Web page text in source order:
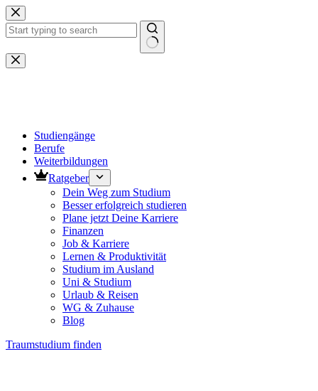
Zum
Inhalt
springen
Keine
Ergebnisse
Studiengänge
Berufe
Weiterbildungen
Ratgeber
Dein Weg zum Studium
Besser erfolgreich studieren
Plane jetzt Deine Karriere
Finanzen
Job & Karriere
Lernen & Produktivität
Studium im Ausland
Uni & Studium
Urlaub & Reisen
WG & Zuhause
Blog
Traumstudium finden